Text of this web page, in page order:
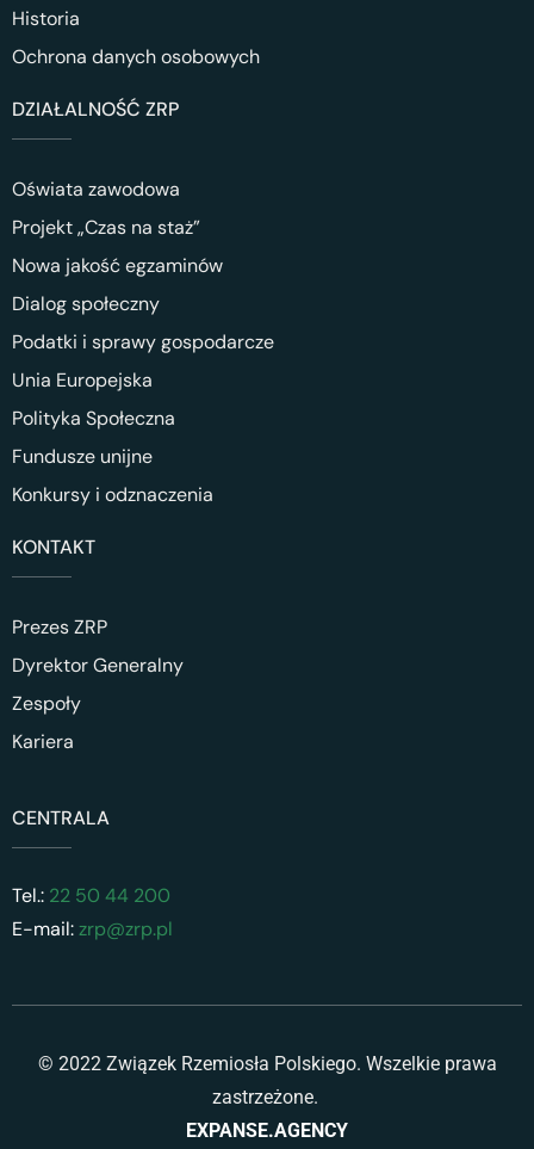
Historia
Ochrona danych osobowych
DZIAŁALNOŚĆ ZRP
Oświata zawodowa
Projekt „Czas na staż”
Nowa jakość egzaminów
Dialog społeczny
Podatki i sprawy gospodarcze
Unia Europejska
Polityka Społeczna
Fundusze unijne
Konkursy i odznaczenia
KONTAKT
Prezes ZRP
Dyrektor Generalny
Zespoły
Kariera
CENTRALA
Tel.: 22 50 44 200
E-mail:zrp@zrp.pl
© 2022 Związek Rzemiosła Polskiego. Wszelkie prawa
zastrzeżone.
EXPANSE.AGENCY